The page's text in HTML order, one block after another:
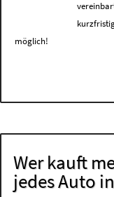
möglich!
Wer kauft
jedes Auto